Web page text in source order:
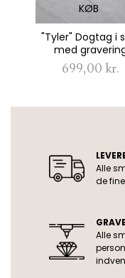
KØB
"Tyler" Dogtag i
med
699,00 kr.
Alle
de
Alle